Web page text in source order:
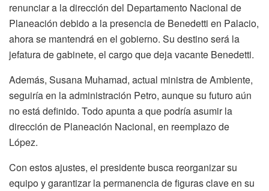
renunciar a la dirección del Departamento Nacional de
Planeación debido a la presencia de Benedetti en Palacio,
ahora se mantendrá en el gobierno. Su destino será la
jefatura de gabinete, el cargo que deja vacante Benedetti.
Además, Susana Muhamad, actual ministra de Ambiente,
seguiría en la administración Petro, aunque su futuro aún
no está definido. Todo apunta a que podría asumir la
dirección de Planeación Nacional, en reemplazo de
López.
Con estos ajustes, el presidente busca reorganizar su
equipo y garantizar la permanencia de figuras clave en su